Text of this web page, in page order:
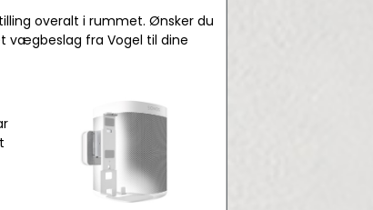
overalt i rummet. Ønsker du
vægbeslag fra Vogel til dine